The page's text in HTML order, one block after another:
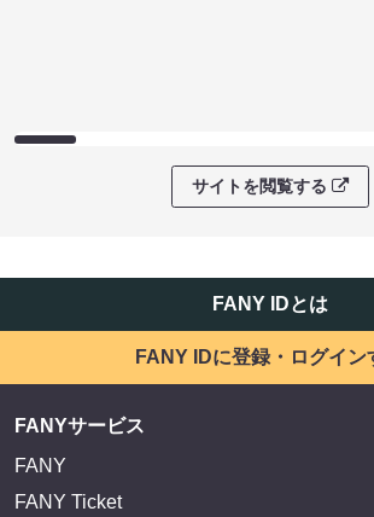
サイトを閲覧する
FANY IDとは
FANY IDに登録・ログイン
FANYサービス
FANY
FANY Ticket